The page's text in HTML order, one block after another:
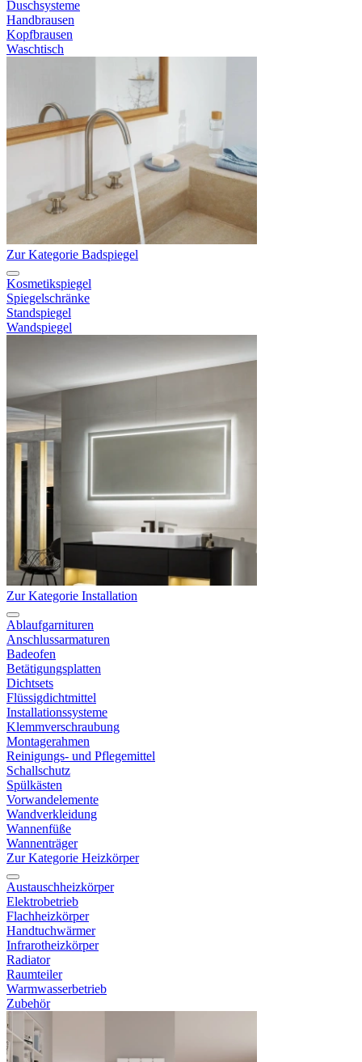
Duschsysteme
Handbrausen
Kopfbrausen
Waschtisch
Zur Kategorie Badspiegel
Kosmetikspiegel
Spiegelschränke
Standspiegel
Wandspiegel
Zur Kategorie Installation
Ablaufgarnituren
Anschlussarmaturen
Badeofen
Betätigungsplatten
Dichtsets
Flüssigdichtmittel
Installationssysteme
Klemmverschraubung
Montagerahmen
Reinigungs- und Pflegemittel
Schallschutz
Spülkästen
Vorwandelemente
Wandverkleidung
Wannenfüße
Wannenträger
Zur Kategorie Heizkörper
Austauschheizkörper
Elektrobetrieb
Flachheizkörper
Handtuchwärmer
Infrarotheizkörper
Radiator
Raumteiler
Warmwasserbetrieb
Zubehör